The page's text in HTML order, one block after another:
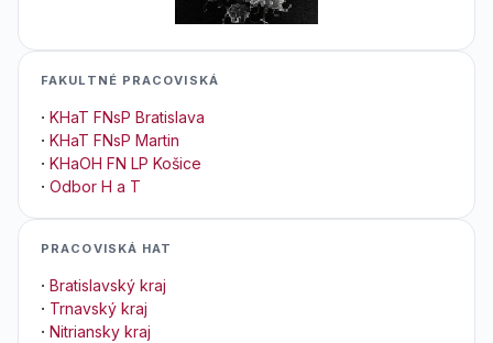
FAKULTNÉ PRACOVISKÁ
· KHaT FNsP Bratislava
· KHaT FNsP Martin
· KHaOH FN LP Košice
· Odbor H a T
PRACOVISKÁ HAT
· Bratislavský kraj
· Trnavský kraj
· Nitriansky kraj